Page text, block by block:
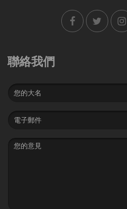
聯絡我們
Name
Email
address
Message